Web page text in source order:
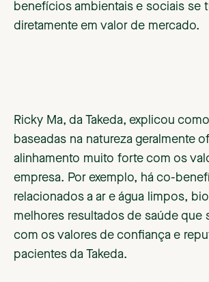
benefícios ambientais e sociais se
diretamente em valor de mercado.
Ricky Ma, da Takeda, explicou
baseadas na natureza geralmente
alinhamento muito forte com os
empresa. Por exemplo, há co-
relacionados a ar e água limpos,
melhores resultados de saúde que
com os valores de confiança e
pacientes da Takeda.